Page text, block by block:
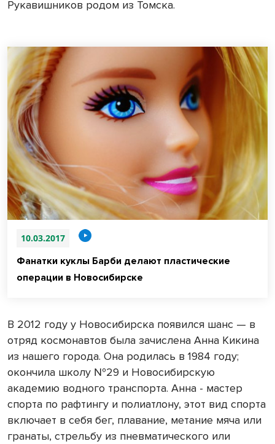
Рукавишников родом из Томска.
10.03.2017
Фанатки куклы Барби делают пластические
операции в Новосибирске
В 2012 году у Новосибирска появился шанс — в
отряд космонавтов была зачислена Анна Кикина
из нашего города. Она родилась в 1984 году;
окончила школу №29 и Новосибирскую
академию водного транспорта. Анна - мастер
спорта по рафтингу и полиатлону, этот вид спорта
включает в себя бег, плавание, метание мяча или
гранаты, стрельбу из пневматического или